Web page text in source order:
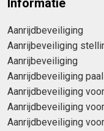
Informatie
Aanrijdbeveiliging
Aanrijbeveiliging
Aanrijbeveiliging
Aanrijdbeveiliging paal
Aanrijdbeveiliging
Aanrijdbeveiliging
Aanrijdbeveiliging